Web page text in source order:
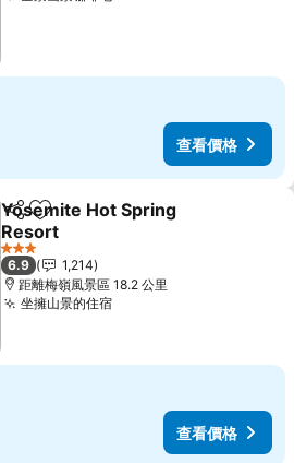
查看價格
分享 加入我的最愛
Yosemite Hot Spring
Resort
3 星級
6.9
1,214
距離梅嶺風景區 18.2 公里
坐擁山景的住宿
查看價格